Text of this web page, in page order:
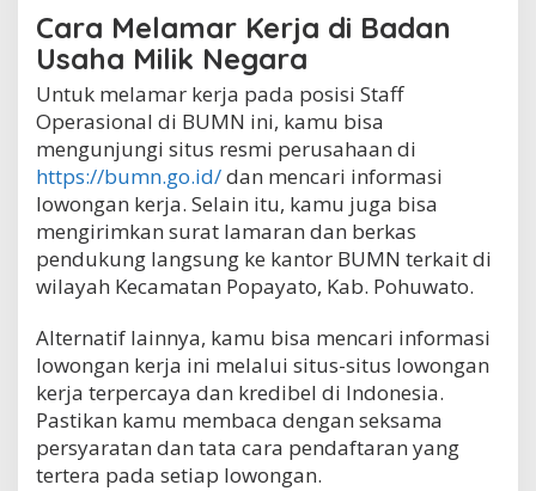
Cara Melamar Kerja di Badan
Usaha Milik Negara
Untuk melamar kerja pada posisi Staff
Operasional di BUMN ini, kamu bisa
mengunjungi situs resmi perusahaan di
https://bumn.go.id/dan mencari informasi
lowongan kerja. Selain itu, kamu juga bisa
mengirimkan surat lamaran dan berkas
pendukung langsung ke kantor BUMN terkait di
wilayah Kecamatan Popayato, Kab. Pohuwato.
Alternatif lainnya, kamu bisa mencari informasi
lowongan kerja ini melalui situs-situs lowongan
kerja terpercaya dan kredibel di Indonesia.
Pastikan kamu membaca dengan seksama
persyaratan dan tata cara pendaftaran yang
tertera pada setiap lowongan.